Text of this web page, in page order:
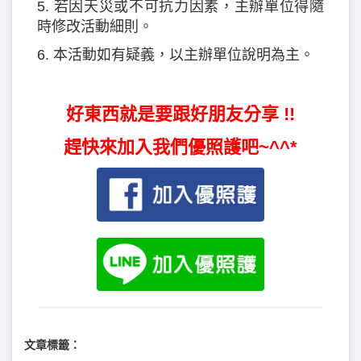
5. 若因天災或不可抗力因素，主辦單位得隨
時修改活動細則。
6. 本活動如有疑義，以主辦單位說明為主。
好東西就是要跟好朋友分享 !!
趕快來加入我們優照護吧~^^*
文章標籤：